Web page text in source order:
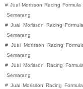
# Jual Morisson Racing
Semarang
# Jual Morisson Racing
Semarang
# Jual Morisson Racing
Semarang
# Jual Morisson Racing
Semarang
# Jual Morisson Racing